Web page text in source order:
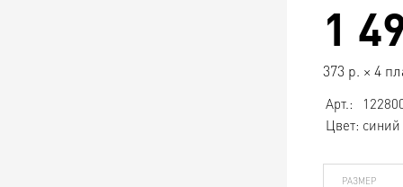
1
373 р. × 4
Арт.:
Цвет: синий
РАЗМЕР